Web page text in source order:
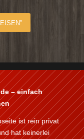
– einfach
ist rein privat
hat keinerlei